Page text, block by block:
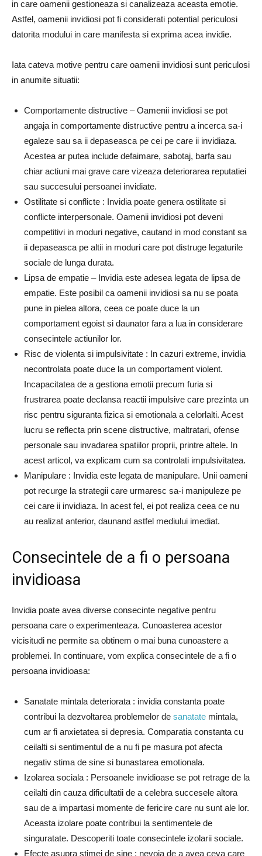
in care oamenii gestioneaza si canalizeaza aceasta emotie.
Astfel, oamenii invidiosi pot fi considerati potential periculosi
datorita modului in care manifesta si exprima acea invidie.
Iata cateva motive pentru care oamenii invidiosi sunt periculosi
in anumite situatii:
Comportamente distructive – Oamenii invidiosi se pot
angaja in comportamente distructive pentru a incerca sa-i
egaleze sau sa ii depaseasca pe cei pe care ii invidiaza.
Acestea ar putea include defaimare, sabotaj, barfa sau
chiar actiuni mai grave care vizeaza deteriorarea reputatiei
sau succesului persoanei invidiate.
Ostilitate si conflicte : Invidia poate genera ostilitate si
conflicte interpersonale. Oamenii invidiosi pot deveni
competitivi in moduri negative, cautand in mod constant sa
ii depaseasca pe altii in moduri care pot distruge legaturile
sociale de lunga durata.
Lipsa de empatie – Invidia este adesea legata de lipsa de
empatie. Este posibil ca oamenii invidiosi sa nu se poata
pune in pielea altora, ceea ce poate duce la un
comportament egoist si daunator fara a lua in considerare
consecintele actiunilor lor.
Risc de violenta si impulsivitate : In cazuri extreme, invidia
necontrolata poate duce la un comportament violent.
Incapacitatea de a gestiona emotii precum furia si
frustrarea poate declansa reactii impulsive care prezinta un
risc pentru siguranta fizica si emotionala a celorlalti. Acest
lucru se reflecta prin scene distructive, maltratari, ofense
personale sau invadarea spatiilor proprii, printre altele. In
acest articol, va explicam cum sa controlati impulsivitatea.
Manipulare : Invidia este legata de manipulare. Unii oameni
pot recurge la strategii care urmaresc sa-i manipuleze pe
cei care ii invidiaza. In acest fel, ei pot realiza ceea ce nu
au realizat anterior, daunand astfel mediului imediat.
Consecintele de a fi o persoana
invidioasa
Invidia poate avea diverse consecinte negative pentru
persoana care o experimenteaza. Cunoasterea acestor
vicisitudi ne permite sa obtinem o mai buna cunoastere a
problemei. In continuare, vom explica consecintele de a fi o
persoana invidioasa:
Sanatate mintala deteriorata : invidia constanta poate
contribui la dezvoltarea problemelor de sanatate mintala,
cum ar fi anxietatea si depresia. Comparatia constanta cu
ceilalti si sentimentul de a nu fi pe masura pot afecta
negativ stima de sine si bunastarea emotionala.
Izolarea sociala : Persoanele invidioase se pot retrage de la
ceilalti din cauza dificultatii de a celebra succesele altora
sau de a impartasi momente de fericire care nu sunt ale lor.
Aceasta izolare poate contribui la sentimentele de
singuratate. Descoperiti toate consecintele izolarii sociale.
Efecte asupra stimei de sine : nevoia de a avea ceva care